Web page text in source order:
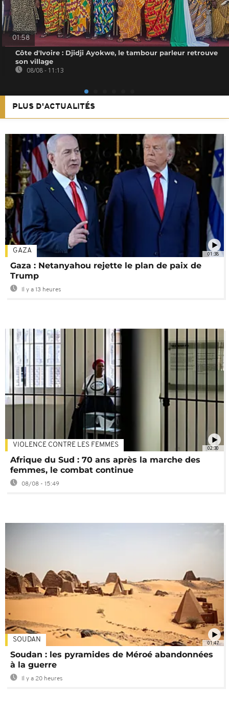
01:58
Côte d'Ivoire : Djidji Ayokwe, le tambour parleur retrouve
son village
08/08 - 11:13
PLUS D'ACTUALITÉS
01:38
GAZA
Gaza : Netanyahou rejette le plan de paix de
Trump
Il y a 13 heures
02:30
VIOLENCE CONTRE LES FEMMES
Afrique du Sud : 70 ans après la marche des
femmes, le combat continue
08/08 - 15:49
01:47
SOUDAN
Soudan : les pyramides de Méroé abandonnées
à la guerre
Il y a 20 heures